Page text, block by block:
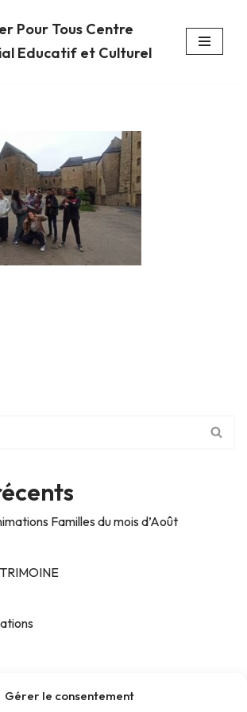
Gérer le consentement
Pour Tous Centre
Educatif et Culturel
Familles du mois d’Août